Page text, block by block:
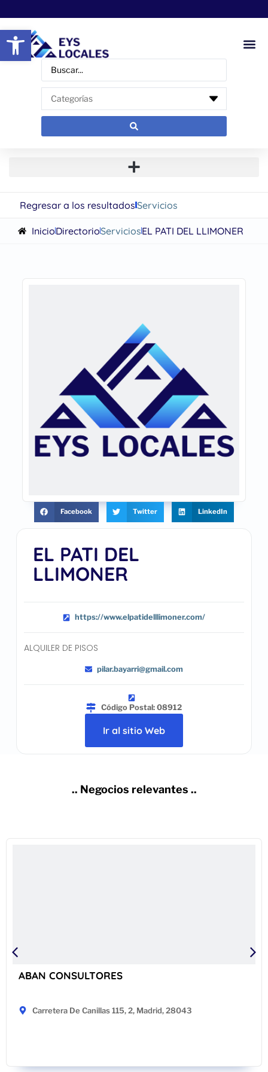
Abrir barra de herramientas
Regresar a los resultadosServicios
InicioDirectorioServiciosEL PATI DEL LLIMONER
EL PATI DEL
LLIMONER
https://www.elpatidelllimoner.com/
ALQUILER DE PISOS
pilar.bayarri@gmail.com
Código Postal: 08912
Ir al sitio Web
Facebook Twitter LinkedIn
.. Negocios relevantes ..
ABAN CONSULTORES
Carretera De Canillas 115, 2, Madrid, 28043